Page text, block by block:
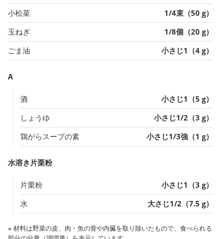
小松菜
1/4束（50 g）
玉ねぎ
1/8個（20 g）
ごま油
小さじ1（4 g）
A
酒
小さじ1（5 g）
しょうゆ
小さじ1/2（3 g）
鶏がらスープの素
小さじ1/3強（1 g）
水溶き片栗粉
片栗粉
小さじ1（3 g）
水
大さじ1/2（7.5 g）
※ 材料は野菜の皮、肉・魚の骨や内臓を取り除いたもので、食べられる